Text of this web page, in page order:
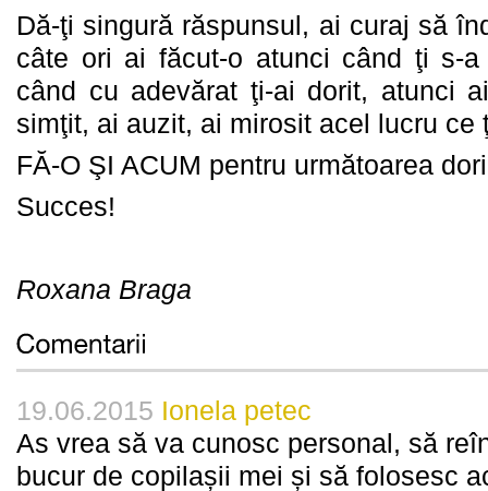
Dă-ţi singură răspunsul, ai curaj să
câte ori ai făcut-o atunci când ţi s-
când cu adevărat ţi-ai dorit, atunci
simţit, ai auzit, ai mirosit acel lucru ce
FĂ-O ŞI ACUM pentru următoarea
Succes!
Roxana Braga
19.06.2015 Ionela petec
As vrea să va cunosc personal, să
bucur de copilașii mei și să folosesc